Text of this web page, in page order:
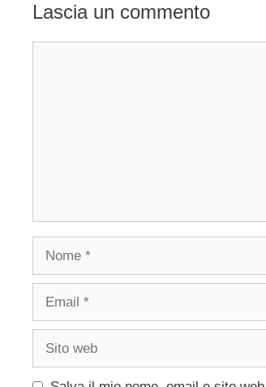
Lascia un commento
Nome
Email
Sito